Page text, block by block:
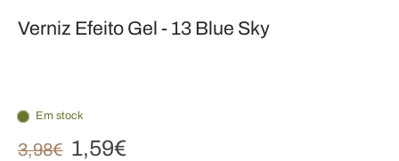
Verniz Efeito Gel - 13 Blue Sky
Em stock
3,98€ 1,59€